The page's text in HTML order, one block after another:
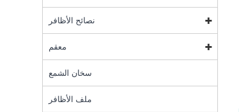
نصائح الأظافر
معقم
سخان الشمع
ملف الأظافر